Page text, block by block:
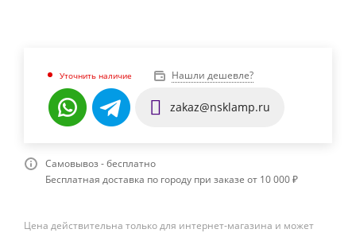
Уточнить наличие Нашли дешевле?
zakaz@nsklamp.ru
Самовывоз - бесплатно
Бесплатная доставка по городу при заказе от 10 000 ₽
Цена действительна только для интернет-магазина и может